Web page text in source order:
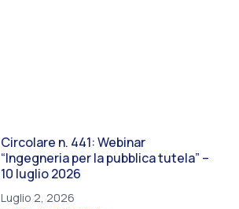
Circolare n. 441: Webinar
“Ingegneria per la pubblica tutela” –
10 luglio 2026
Luglio 2, 2026